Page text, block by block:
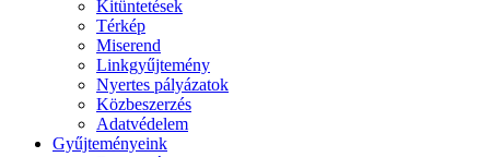
Kitüntetések
Térkép
Miserend
Linkgyűjtemény
Nyertes pályázatok
Közbeszerzés
Adatvédelem
Gyűjteményeink